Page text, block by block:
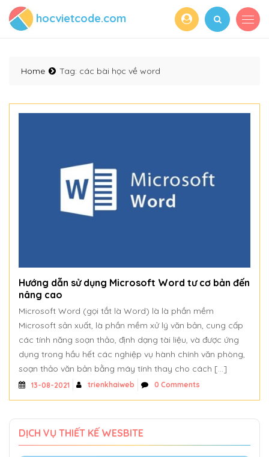
hocvietcode.com
Home Tag: các bài học về word
Hướng dẫn sử dụng Microsoft Word tư cơ bản đến
nâng cao
Microsoft Word (gọi tắt là Word) là là phần mềm
Microsoft sản xuất, là phần mềm xử lý văn bản, cung cấp
các tính năng soạn thảo, định dạng tài liệu, và được ứng
dụng trong hầu hết các nghiệp vụ hành chính văn phòng,
soạn thảo văn bản bằng máy tính thay cho cách […]
13-08-2021 trienkhaiweb 0 Comments
DỊCH VỤ THIẾT KẾ WESBITE